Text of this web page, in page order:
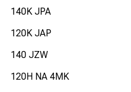
140K JPA
120K JAP
140 JZW
120H NA 4MK